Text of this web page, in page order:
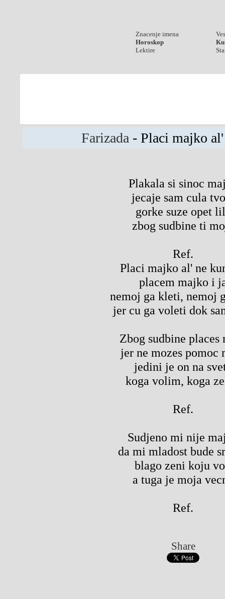
Znacenje imena
Horoskop
Lektire
Farizada - Placi majko
Plakala si sinoc
jecaje sam cula
gorke suze opet
zbog sudbine ti
Ref.
Placi majko al' ne
placem majko i
nemoj ga kleti, nemoj
jer cu ga voleti dok
Zbog sudbine places
jer ne mozes pomoc
jedini je on na
koga volim, koga
Ref.
Sudjeno mi nije
da mi mladost bude
blago zeni koju
a tuga je moja
Ref.
Share